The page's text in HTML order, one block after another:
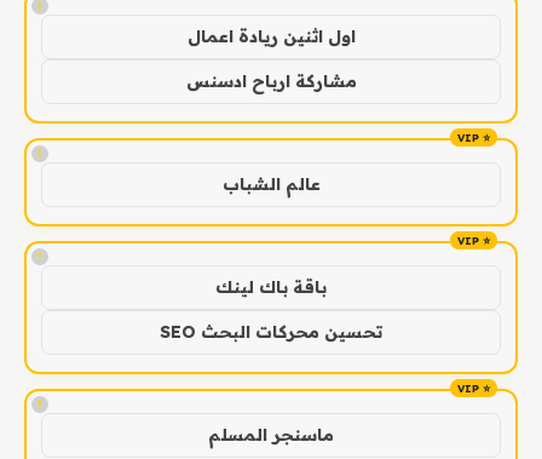
!
اول اثنين ريادة اعمال
مشاركة ارباح ادسنس
!
عالم الشباب
!
باقة باك لينك
تحسين محركات البحث SEO
!
ماسنجر المسلم